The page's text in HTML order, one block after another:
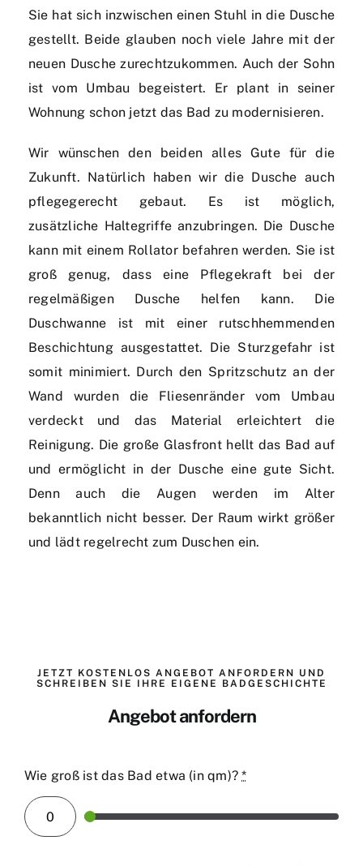
Sie hat sich inzwischen einen Stuhl in die Dusche
gestellt. Beide glauben noch viele Jahre mit der
neuen Dusche zurechtzukommen. Auch der Sohn
ist vom Umbau begeistert. Er plant in seiner
Wohnung schon jetzt das Bad zu modernisieren.
Wir wünschen den beiden alles Gute für die
Zukunft. Natürlich haben wir die Dusche auch
pflegegerecht gebaut. Es ist möglich,
zusätzliche Haltegriffe anzubringen. Die Dusche
kann mit einem Rollator befahren werden. Sie ist
groß genug, dass eine Pflegekraft bei der
regelmäßigen Dusche helfen kann. Die
Duschwanne ist mit einer rutschhemmenden
Beschichtung ausgestattet. Die Sturzgefahr ist
somit minimiert. Durch den Spritzschutz an der
Wand wurden die Fliesenränder vom Umbau
verdeckt und das Material erleichtert die
Reinigung. Die große Glasfront hellt das Bad auf
und ermöglicht in der Dusche eine gute Sicht.
Denn auch die Augen werden im Alter
bekanntlich nicht besser. Der Raum wirkt größer
und lädt regelrecht zum Duschen ein.
JETZT KOSTENLOS ANGEBOT ANFORDERN UND
SCHREIBEN SIE IHRE EIGENE BADGESCHICHTE
Angebot anfordern
Wie groß ist das Bad etwa (in qm)?*